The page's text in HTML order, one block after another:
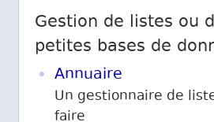
Gestion de listes ou
petites bases de
Annuaire
Un gestionnaire de
faire